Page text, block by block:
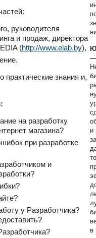
руководителя
и продаж, директора
(http://www.elab.by),
практические знания и,
на разработку
магазина?
при разработке
и
у Разработчика?
и
в